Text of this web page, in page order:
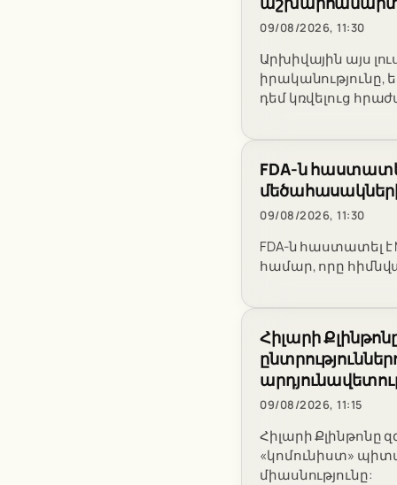
09/08/2026, 11:30
Արխիվային այս
իրականությունը,
դեմ կռվելուց
FDA-ն
09/08/2026, 11:30
FDA-ն հաստատել
համար, որը
Հիլարի
09/08/2026, 11:15
Հիլարի Քլինթոնը
«կոմունիստ»
միասնությունը: